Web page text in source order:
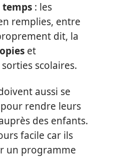
temps : les
remplies, entre
dit, la
et
scolaires.
aussi se
rendre leurs
des enfants.
facile car ils
un programme